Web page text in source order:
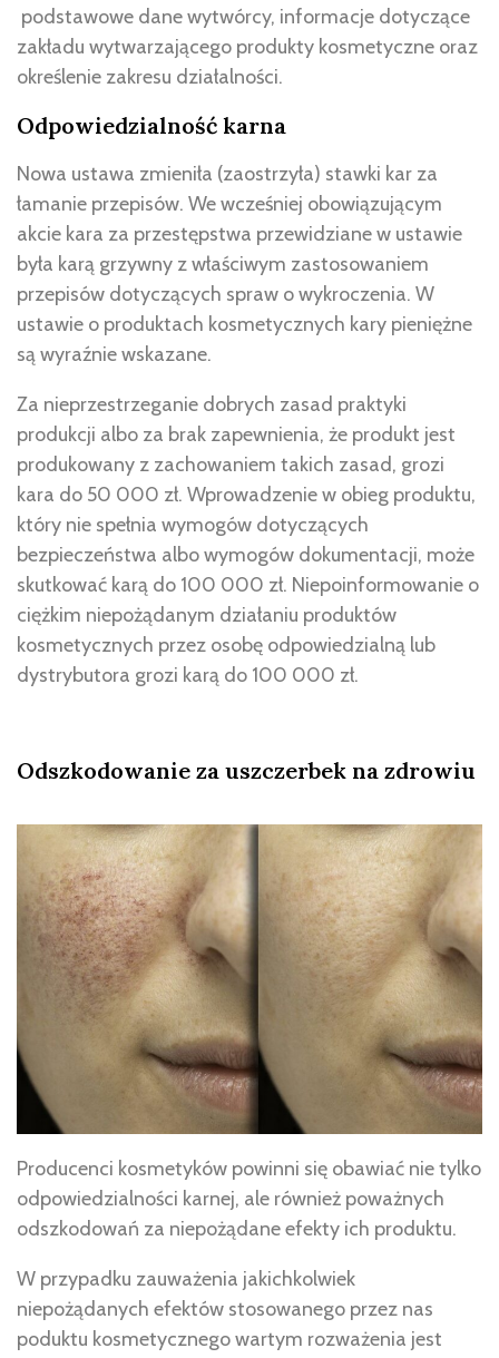
podstawowe dane wytwórcy, informacje dotyczące
zakładu wytwarzającego produkty kosmetyczne oraz
określenie zakresu działalności.
Odpowiedzialność karna
Nowa ustawa zmieniła (zaostrzyła) stawki kar za
łamanie przepisów. We wcześniej obowiązującym
akcie kara za przestępstwa przewidziane w ustawie
była karą grzywny z właściwym zastosowaniem
przepisów dotyczących spraw o wykroczenia. W
ustawie o produktach kosmetycznych kary pieniężne
są wyraźnie wskazane.
Za nieprzestrzeganie dobrych zasad praktyki
produkcji albo za brak zapewnienia, że produkt jest
produkowany z zachowaniem takich zasad, grozi
kara do 50 000 zł. Wprowadzenie w obieg produktu,
który nie spełnia wymogów dotyczących
bezpieczeństwa albo wymogów dokumentacji, może
skutkować karą do 100 000 zł. Niepoinformowanie o
ciężkim niepożądanym działaniu produktów
kosmetycznych przez osobę odpowiedzialną lub
dystrybutora grozi karą do 100 000 zł.
Odszkodowanie za uszczerbek na zdrowiu
Producenci kosmetyków powinni się obawiać nie tylko
odpowiedzialności karnej, ale również poważnych
odszkodowań za niepożądane efekty ich produktu.
W przypadku zauważenia jakichkolwiek
niepożądanych efektów stosowanego przez nas
poduktu kosmetycznego wartym rozważenia jest